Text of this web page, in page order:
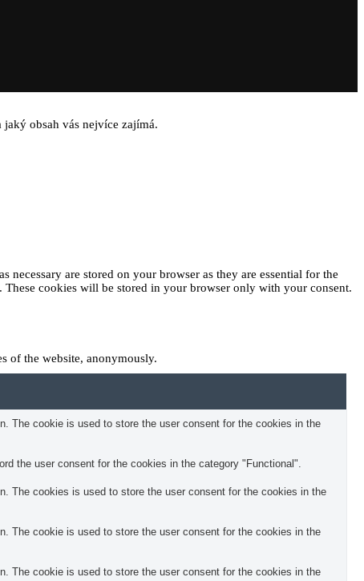
obsah vás nejvíce zajímá.
are stored on your browser as they are essential for the
cookies will be stored in your browser only with your consent.
of the website, anonymously.
The cookie is used to store the user consent for the cookies in the
the user consent for the cookies in the category "Functional".
The cookies is used to store the user consent for the cookies in the
The cookie is used to store the user consent for the cookies in the
The cookie is used to store the user consent for the cookies in the